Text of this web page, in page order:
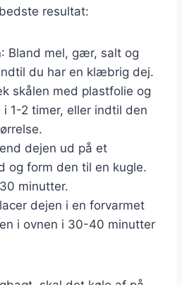
resultat:
: Bland mel, gær, salt og
du har en klæbrig dej.
skålen med plastfolie og
1-2 timer, eller indtil den
dejen ud på et
og form den til en kugle.
minutter.
dejen i en forvarmet
i ovnen i 30-40 minutter